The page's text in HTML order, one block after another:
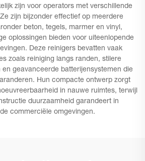
zijn voor operators met verschillende
zijn bijzonder effectief op meerdere
beton, tegels, marmer en vinyl,
oplossingen bieden voor uiteenlopende
Deze reinigers bevatten vaak
zoals reiniging langs randen, stilere
geavanceerde batterijensystemen die
Hun compacte ontwerp zorgt
in nauwe ruimtes, terwijl
duurzaamheid garandeert in
commerciële omgevingen.